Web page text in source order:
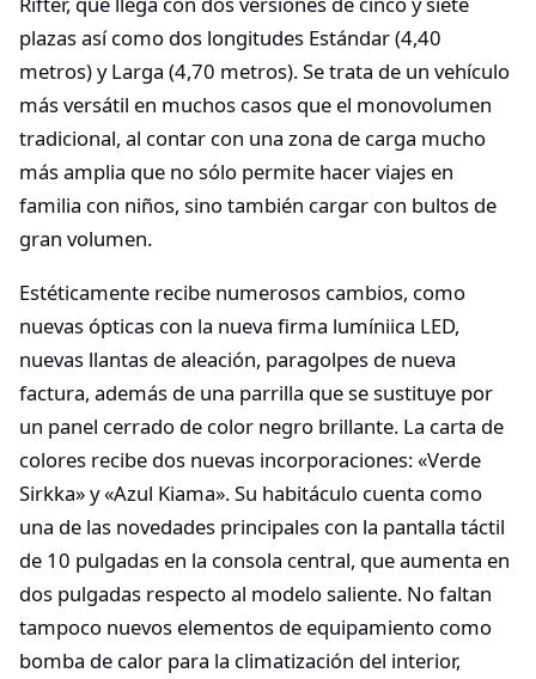
plazas así como dos longitudes Estándar (4,40
metros) y Larga (4,70 metros). Se trata de un vehículo
más versátil en muchos casos que el monovolumen
tradicional, al contar con una zona de carga mucho
más amplia que no sólo permite hacer viajes en
familia con niños, sino también cargar con bultos de
gran volumen.
Estéticamente recibe numerosos cambios, como
nuevas ópticas con la nueva firma lumíniica LED,
nuevas llantas de aleación, paragolpes de nueva
factura, además de una parrilla que se sustituye por
un panel cerrado de color negro brillante. La carta de
colores recibe dos nuevas incorporaciones: «Verde
Sirkka» y «Azul Kiama». Su habitáculo cuenta como
una de las novedades principales con la pantalla táctil
de 10 pulgadas en la consola central, que aumenta en
dos pulgadas respecto al modelo saliente. No faltan
tampoco nuevos elementos de equipamiento como
bomba de calor para la climatización del interior,